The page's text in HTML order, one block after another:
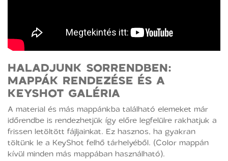
HALADJUNK SORRENDBEN:
MAPPÁK RENDEZÉSE ÉS A
KEYSHOT GALÉRIA
A material és más mappánkba található elemeket már
időrendbe is rendezhetjük így előre legfelülre rakhatjuk a
frissen letöltött fájljainkat. Ez hasznos, ha gyakran
töltünk le a KeyShot felhő tárhelyéből. (Color mappán
kívül minden más mappában használható).